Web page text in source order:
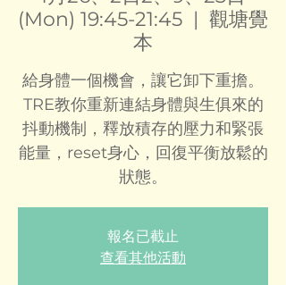
(Mon) 19:45-21:45
  |
觀塘覺
本
給身體一個機會，讓它卸下重擔。
TRE教你重新連結身體與生俱來的
抖動機制，釋放積存的壓力和緊張
能量，reset身心，回復平衡放鬆的
狀態。
報名已截止
查看其他活動